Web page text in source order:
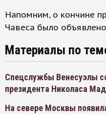
Напомним, о кончине
Чавеса было
Материалы по
Спецслужбы Венесуэлы
президента Николаса
На севере Москвы